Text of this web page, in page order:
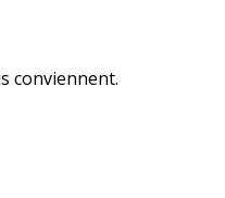
conviennent.